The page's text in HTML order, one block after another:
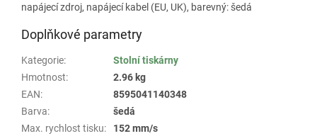
napájecí zdroj, napájecí kabel (EU, UK), barevný: šedá
Doplňkové parametry
Kategorie:
Stolní tiskárny
Hmotnost:
2.96 kg
EAN:
8595041140348
Barva:
šedá
Max. rychlost tisku:
152 mm/s